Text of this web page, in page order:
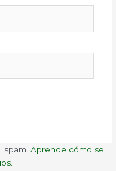
spam.Aprende cómo se